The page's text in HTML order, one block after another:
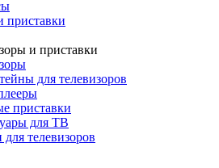
приставки
и приставки
для телевизоров
приставки
для ТВ
телевизоров